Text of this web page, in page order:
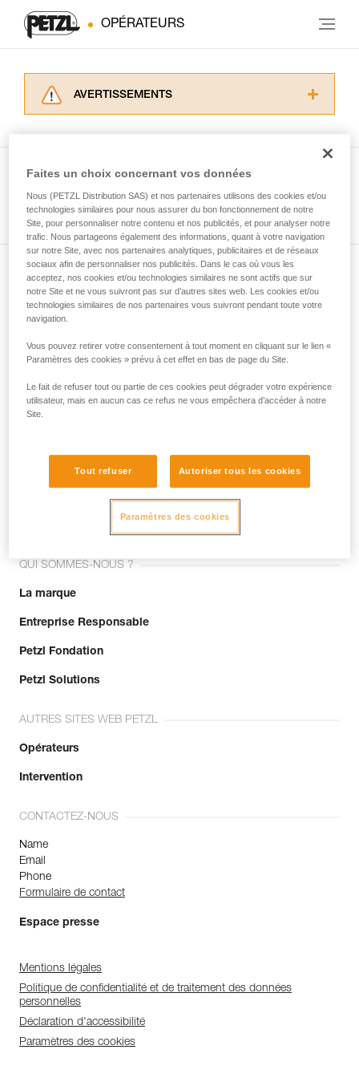
OPÉRATEURS
AVERTISSEMENTS
informations de la notice technique pour
d’informations.
Maîtriser ces techniques nécessite une
formation et un entraînement spécifique. Validez
avec un professionnel votre capacité à refaire
la manipulation, seul, en toute sécurité, avant
de la reproduire en autonomie.
Nous donnons des exemples de techniques
Voir tous les conseils
Abonnez-vous à la newsletter
et restez connecté à notre actualité
Email *
Rejoignez la communauté !
QUI SOMMES-NOUS ?
La marque
Entreprise Responsable
Petzl Fondation
Petzl Solutions
AUTRES SITES WEB PETZL
Opérateurs
Intervention
CONTACTEZ-NOUS
Name
Email
Phone
Formulaire de contact
Espace presse
Mentions légales
Politique de confidentialité et de traitement des données
personnelles
Déclaration d'accessibilité
Paramètres des cookies
Faites un choix concernant vos données
Nous (PETZL Distribution SAS) et nos partenaires utilisons des cookies et/ou
technologies similaires pour nous assurer du bon fonctionnement de notre
Site, pour personnaliser notre contenu et nos publicités, et pour analyser notre
trafic. Nous partageons également des informations, quant à votre navigation
sur notre Site, avec nos partenaires analytiques, publicitaires et de réseaux
sociaux afin de personnaliser nos publicités. Dans le cas où vous les
acceptez, nos cookies et/ou technologies similaires ne sont actifs que sur
notre Site et ne vous suivront pas sur d’autres sites web. Les cookies et/ou
technologies similaires de nos partenaires vous suivront pendant toute votre
navigation.
Vous pouvez retirer votre consentement à tout moment en cliquant sur le lien «
Paramètres des cookies » prévu à cet effet en bas de page du Site.
Le fait de refuser tout ou partie de ces cookies peut dégrader votre expérience
utilisateur, mais en aucun cas ce refus ne vous empêchera d’accéder à notre
Site.
Tout refuser Autoriser tous les cookies
Paramètres des cookies